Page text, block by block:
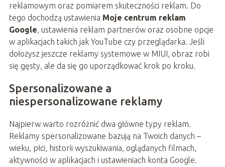
reklamowym oraz pomiarem skuteczności reklam. Do
tego dochodzą ustawienia Moje centrum reklam
Google, ustawienia reklam partnerów oraz osobne opcje
w aplikacjach takich jak YouTube czy przeglądarka. Jeśli
dołożysz jeszcze reklamy systemowe w MIUI, obraz robi
się gęsty, ale da się go uporządkować krok po kroku.
Spersonalizowane a
niespersonalizowane reklamy
Najpierw warto rozróżnić dwa główne typy reklam.
Reklamy spersonalizowane bazują na Twoich danych –
wieku, płci, historii wyszukiwania, oglądanych filmach,
aktywności w aplikacjach i ustawieniach konta Google.